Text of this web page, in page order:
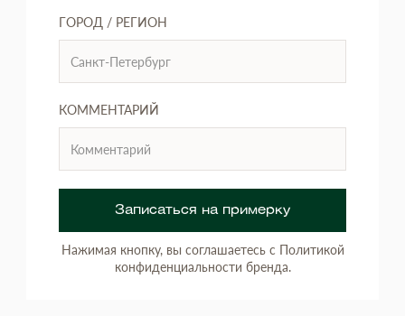
ГОРОД / РЕГИОН
КОММЕНТАРИЙ
Записаться на примерку
Нажимая кнопку, вы соглашаетесь с Политикой
конфиденциальности бренда.